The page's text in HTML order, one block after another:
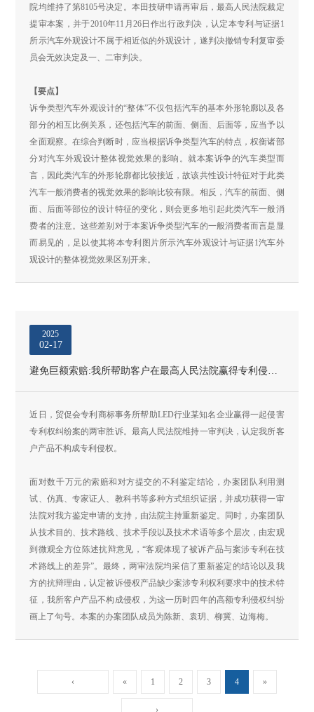
院均维持了第8105号决定。本田技研申请再审后，最高人民法院裁定
提审本案，并于2010年11月26日作出行政判决，认定本专利与证据1
所示汽车外观设计不属于相近似的外观设计，遂判决撤销专利复审委
员会无效决定及一、二审判决。
【要点】
诉争类型汽车外观设计的“整体”不仅包括汽车的基本外形轮廓以及各
部分的相互比例关系，还包括汽车的前面、侧面、后面等，应当予以
全面观察。在综合判断时，应当根据诉争类型汽车的特点，权衡诸部
分对汽车外观设计整体视觉效果的影响。就本案诉争的汽车类型而
言，因此类汽车的外形轮廓都比较接近，故该共性设计特征对于此类
汽车一般消费者的视觉效果的影响比较有限。相反，汽车的前面、侧
面、后面等部位的设计特征的变化，则会更多地引起此类汽车一般消
费者的注意。这些差别对于本案诉争类型汽车的一般消费者而言是显
而易见的，足以使其将本专利图片所示汽车外观设计与证据1汽车外
观设计的整体视觉效果区别开来。
2025
02-17
近日，贸促会专利商标事务所帮助LED行业某知名企业赢得一起侵害
专利权纠纷案的两审胜诉。最高人民法院维持一审判决，认定我所客
户产品不构成专利侵权。
面对数千万元的索赔和对方提交的不利鉴定结论，办案团队利用测
试、仿真、专家证人、教科书等多种方式组织证据，并成功获得一审
法院对我方鉴定申请的支持，由法院主持重新鉴定。同时，办案团队
从技术目的、技术路线、技术手段以及技术术语等多个层次，由宏观
到微观全方位陈述抗辩意见，“客观体现了被诉产品与案涉专利在技
术路线上的差异”。最终，两审法院均采信了重新鉴定的结论以及我
方的抗辩理由，认定被诉侵权产品缺少案涉专利权利要求中的技术特
征，我所客户产品不构成侵权，为这一历时四年的高额专利侵权纠纷
画上了句号。本案的办案团队成员为陈新、袁玥、柳冀、边海梅。
‹ « 1 2 3 4 »
›